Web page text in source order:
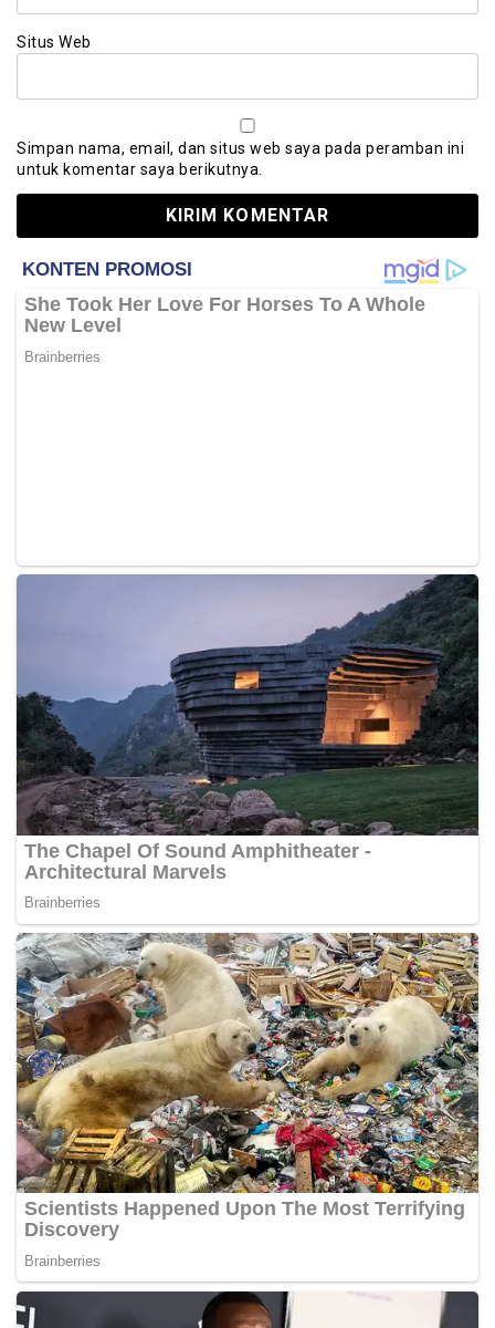
Situs Web
Simpan nama, email, dan situs web saya pada peramban ini
untuk komentar saya berikutnya.